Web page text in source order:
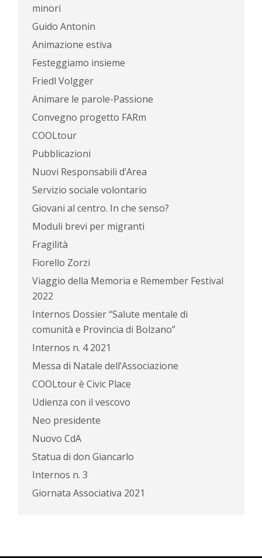
minori
Guido Antonin
Animazione estiva
Festeggiamo insieme
Friedl Volgger
Animare le parole-Passione
Convegno progetto FARm
COOLtour
Pubblicazioni
Nuovi Responsabili d’Area
Servizio sociale volontario
Giovani al centro. In che senso?
Moduli brevi per migranti
Fragilità
Fiorello Zorzi
Viaggio della Memoria e Remember Festival
2022
Internos Dossier “Salute mentale di
comunità e Provincia di Bolzano”
Internos n. 4 2021
Messa di Natale dell’Associazione
COOLtour è Civic Place
Udienza con il vescovo
Neo presidente
Nuovo CdA
Statua di don Giancarlo
Internos n. 3
Giornata Associativa 2021